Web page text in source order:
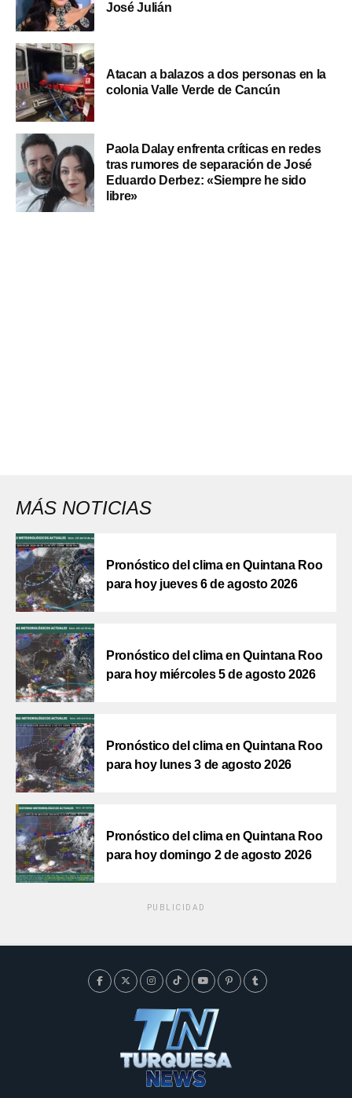
José Julián
Atacan a balazos a dos personas en la
colonia Valle Verde de Cancún
Paola Dalay enfrenta críticas en redes
tras rumores de separación de José
Eduardo Derbez: «Siempre he sido
libre»
MÁS NOTICIAS
Pronóstico del clima en Quintana Roo
para hoy jueves 6 de agosto 2026
Pronóstico del clima en Quintana Roo
para hoy miércoles 5 de agosto 2026
Pronóstico del clima en Quintana Roo
para hoy lunes 3 de agosto 2026
Pronóstico del clima en Quintana Roo
para hoy domingo 2 de agosto 2026
PUBLICIDAD